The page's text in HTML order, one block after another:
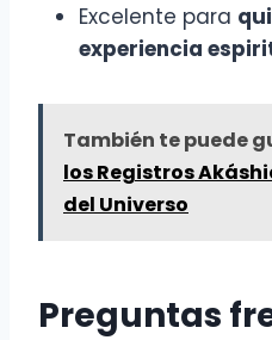
Excelente para
experiencia
También te puede
los Registros
del Universo
Preguntas